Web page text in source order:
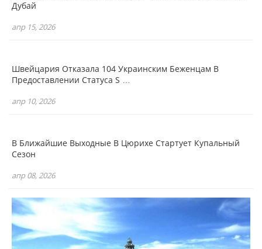
Дубай
апр 15, 2026
Швейцария Отказала 104 Украинским Беженцам В
Предоставлении Статуса S …
апр 10, 2026
В Ближайшие Выходные В Цюрихе Стартует Купальный
Сезон
апр 08, 2026